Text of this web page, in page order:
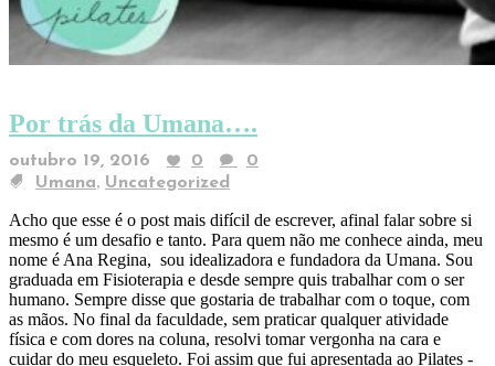
Por trás da Umana….
outubro 19, 2016 0
0
Umana, Uncategorized
Acho que esse é o post mais difícil de escrever, afinal falar sobre si
mesmo é um desafio e tanto. Para quem não me conhece ainda, meu
nome é Ana Regina, sou idealizadora e fundadora da Umana. Sou
graduada em Fisioterapia e desde sempre quis trabalhar com o ser
humano. Sempre disse que gostaria de trabalhar com o toque, com
as mãos. No final da faculdade, sem praticar qualquer atividade
física e com dores na coluna, resolvi tomar vergonha na cara e
cuidar do meu esqueleto. Foi assim que fui apresentada ao Pilates -